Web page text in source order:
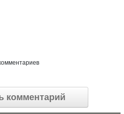
комментарий